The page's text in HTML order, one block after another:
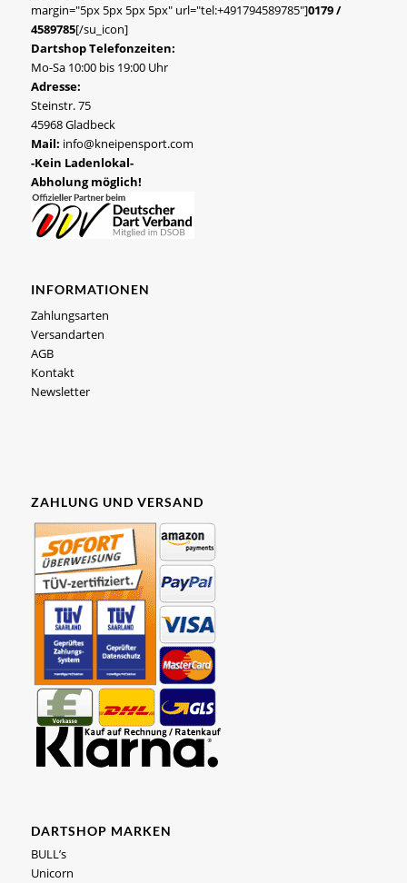
margin="5px 5px 5px 5px" url="tel:+491794589785"]0179 /
4589785[/su_icon]
Dartshop Telefonzeiten:
Mo-Sa 10:00 bis 19:00 Uhr
Adresse:
Steinstr. 75
45968 Gladbeck
Mail: info@kneipensport.com
-Kein Ladenlokal-
Abholung möglich!
INFORMATIONEN
Zahlungsarten
Versandarten
AGB
Kontakt
Newsletter
ZAHLUNG UND VERSAND
DARTSHOP MARKEN
BULL’s
Unicorn